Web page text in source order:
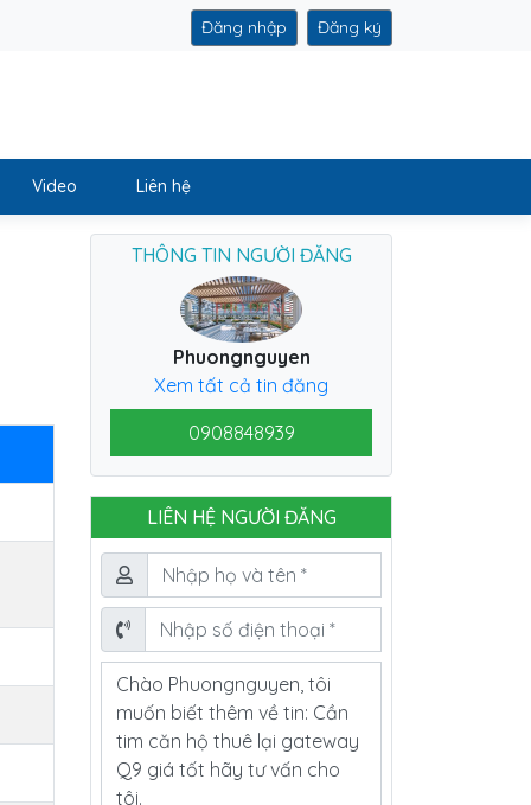
Đăng nhập Đăng ký
Video Liên hệ
THÔNG TIN NGƯỜI ĐĂNG
Phuongnguyen
Xem tất cả tin đăng
0908848939
LIÊN HỆ NGƯỜI ĐĂNG